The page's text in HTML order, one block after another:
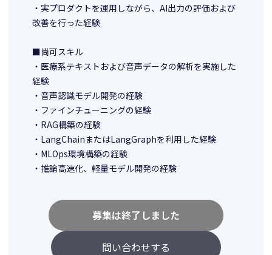
・実プロダクトを運用しながら、AI出力の評価および
改善を行った経験
■尚可スキル
・医療系テキストおよび音声データの解析を実施した
経験
・音声認識モデル開発の経験
・ファインチューニングの経験
・RAG構築の経験
・LangChainまたはLangGraphを利用した経験
・MLOps環境構築の経験
・推論高速化、軽量モデル開発の経験
問い合わせする
募集は終了しました